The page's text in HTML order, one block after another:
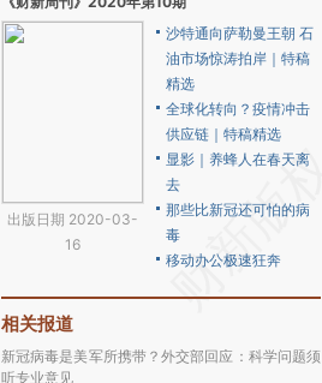
出版日期 2020-03-
16
沙特通向萨勒曼王朝 石
油市场惊涛拍岸｜特稿
精选
全球化转向？疫情冲击
供应链｜特稿精选
显影｜养蜂人在春天离
去
那些比新冠还可怕的病
毒
移动办公极速狂奔
相关报道
新冠病毒是美军所携带？外交部回应：科学问题须
听专业意见